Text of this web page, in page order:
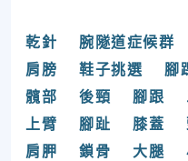
乾針 腕隧道症候群
肩膀
鞋子挑選 腳
髖部
後頸 腳跟
上臂
腳趾 膝蓋
肩胛
鎖骨 大腿